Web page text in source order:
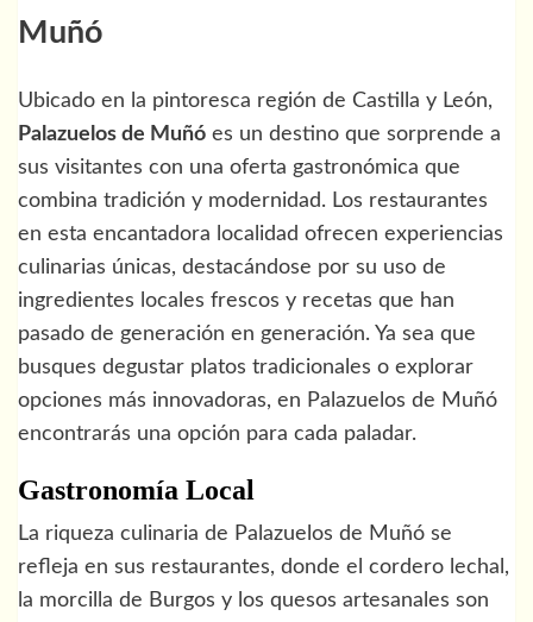
Muñó
Ubicado en la pintoresca región de Castilla y León,
Palazuelos de Muñó es un destino que sorprende a
sus visitantes con una oferta gastronómica que
combina tradición y modernidad. Los restaurantes
en esta encantadora localidad ofrecen experiencias
culinarias únicas, destacándose por su uso de
ingredientes locales frescos y recetas que han
pasado de generación en generación. Ya sea que
busques degustar platos tradicionales o explorar
opciones más innovadoras, en Palazuelos de Muñó
encontrarás una opción para cada paladar.
Gastronomía Local
La riqueza culinaria de Palazuelos de Muñó se
refleja en sus restaurantes, donde el cordero lechal,
la morcilla de Burgos y los quesos artesanales son